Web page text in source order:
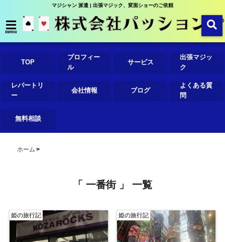
マジシャン 派遣 | 出張マジック、変面ショーのご依頼
menu
TOP
プロフィー
ル
サービス
出張マジッ
ク
レパートリ
ー
会社情報 ブログ
よくある質
問
無料相談
ホーム
「 一番街 」 一覧
姫の旅行記 姫の旅行記